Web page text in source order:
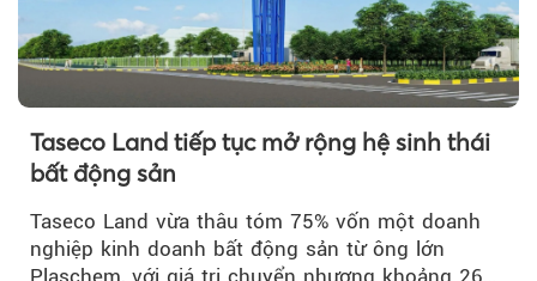
Taseco Land tiếp tục mở rộng hệ sinh thái
bất động sản
Taseco Land vừa thâu tóm 75% vốn một doanh
nghiệp kinh doanh bất động sản từ ông lớn
Plaschem, với giá trị chuyển nhượng khoảng 262